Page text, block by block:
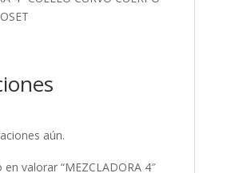
aún.
valorar “MEZCLADORA 4″